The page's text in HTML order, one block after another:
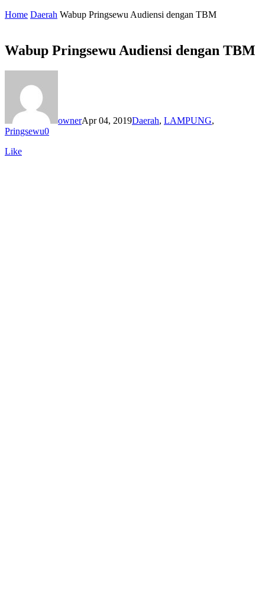
Home Daerah Wabup Pringsewu Audiensi dengan TBM
Wabup Pringsewu Audiensi dengan TBM
ownerApr 04, 2019Daerah, LAMPUNG,
Pringsewu0
Like